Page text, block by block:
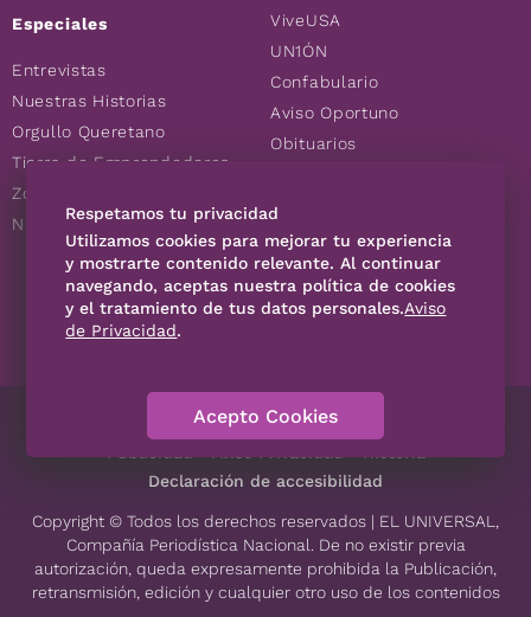
Especiales
Entrevistas
Nuestras Historias
Orgullo Queretano
Tierra de Emprendedores
Zoociales
Nuevos Queretanos
ViveUSA
UN1ÓN
Confabulario
Aviso Oportuno
Obituarios
Consultas
SÍGUENOS
Contáctanos Código de Ética
Declaración de accesibilidad
Copyright © Todos los derechos reservados | EL UNIVERSAL,
Compañía Periodística Nacional. De no existir previa
autorización, queda expresamente prohibida la Publicación,
retransmisión, edición y cualquier otro uso de los contenidos
Respetamos tu privacidad
Utilizamos cookies para mejorar tu experiencia
y mostrarte contenido relevante. Al continuar
navegando, aceptas nuestra política de cookies
y el tratamiento de tus datos personales.Aviso
de Privacidad.
Acepto Cookies